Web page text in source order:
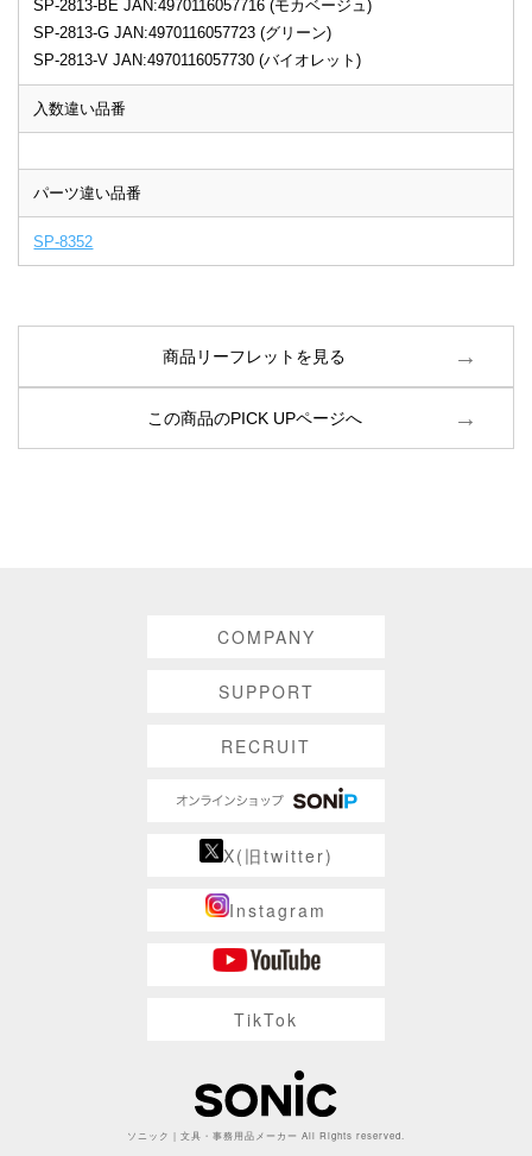
SP-2813-BE JAN:4970116057716 (モカベージュ)
SP-2813-G JAN:4970116057723 (グリーン)
SP-2813-V JAN:4970116057730 (バイオレット)
入数違い品番
パーツ違い品番
SP-8352
商品リーフレットを見る
この商品のPICK UPページへ
COMPANY
SUPPORT
RECRUIT
X(旧twitter)
Instagram
TikTok
ソニック | 文具・事務用品メーカー All Rights reserved.